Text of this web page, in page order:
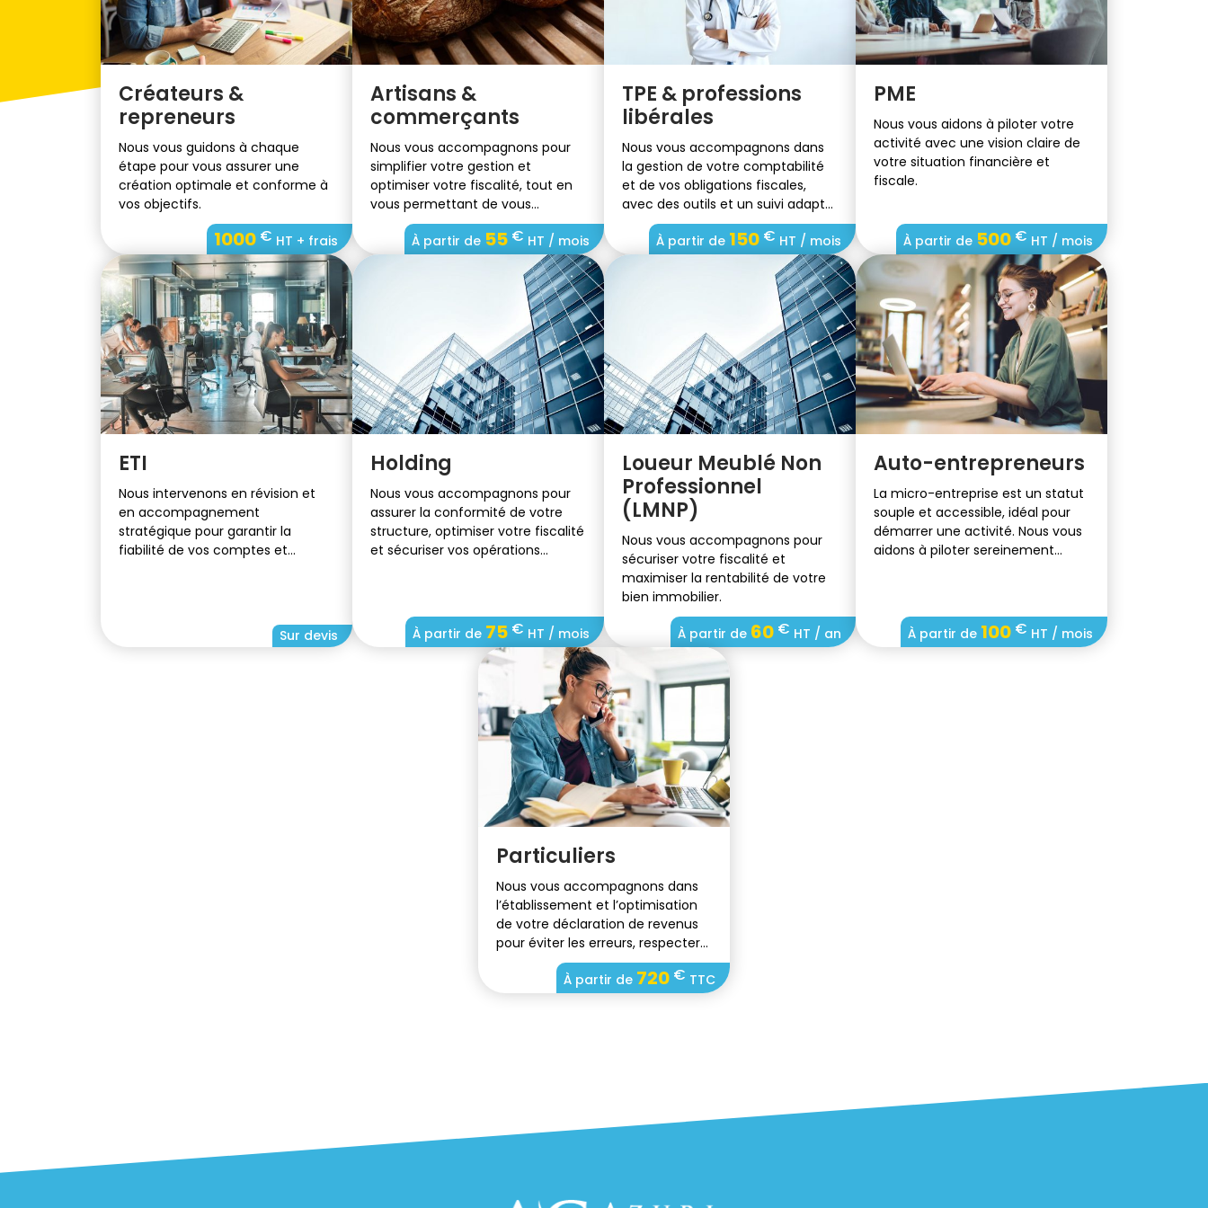
Créateurs &
repreneurs
Nous vous guidons à chaque
étape pour vous assurer une
création optimale et conforme à
vos objectifs.
1000 € HT + frais
Artisans &
commerçants
Nous vous accompagnons pour
simplifier votre gestion et
optimiser votre fiscalité, tout en
vous permettant de vous
concentrer sur votre
développement.
À partir de 55 € HT / mois
TPE & professions
libérales
Nous vous accompagnons dans
la gestion de votre comptabilité
et de vos obligations fiscales,
avec des outils et un suivi adapté
à votre structure.
À partir de 150 € HT / mois
PME
Nous vous aidons à piloter votre
activité avec une vision claire de
votre situation financière et
fiscale.
À partir de 500 € HT / mois
ETI
Nous intervenons en révision et
en accompagnement
stratégique pour garantir la
fiabilité de vos comptes et
Sur devis
Holding
Nous vous accompagnons pour
assurer la conformité de votre
structure, optimiser votre fiscalité
et sécuriser vos opérations
À partir de 75 € HT / mois
Loueur Meublé Non
Professionnel
(LMNP)
Nous vous accompagnons pour
sécuriser votre fiscalité et
maximiser la rentabilité de votre
bien immobilier.
À partir de 60 € HT / an
Auto-entrepreneurs
La micro-entreprise est un statut
souple et accessible, idéal pour
démarrer une activité. Nous vous
aidons à piloter sereinement
À partir de 100 € HT / mois
Particuliers
Nous vous accompagnons dans
l’établissement et l’optimisation
de votre déclaration de revenus
pour éviter les erreurs, respecter
vos obligations et réduire votre
imposition lorsque c’est possible.
À partir de 720 € TTC